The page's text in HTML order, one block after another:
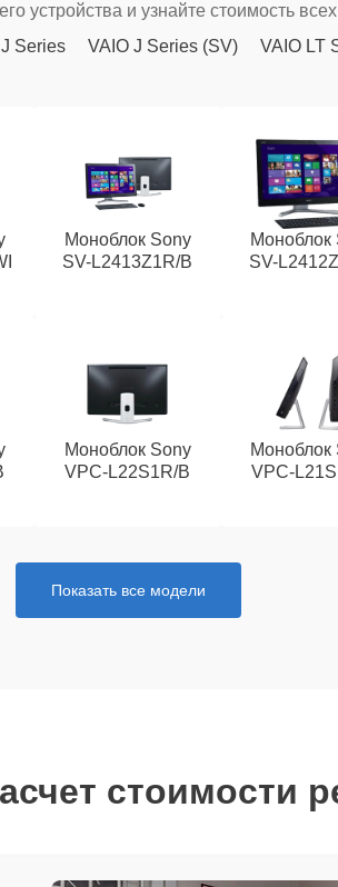
устройства и узнайте стоимость
Series VAIO J Series (SV) VAIO LT
Моноблок Sony
SV-L2413Z1R/B
Моноблок
SV-
Моноблок Sony
VPC-L22S1R/B
Моноблок
VPC-
Показать все модели
стоимости